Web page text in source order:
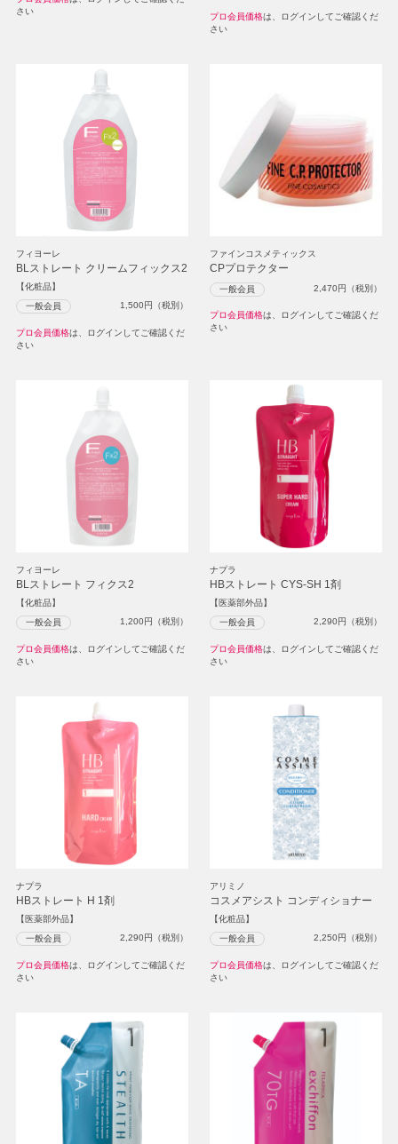
さい
プロ会員価格は、ログインしてご確認くだ
さい
フィヨーレ
BLストレート クリームフィックス2
【化粧品】
一般会員 1,500円（税別）
プロ会員価格は、ログインしてご確認くだ
さい
ファインコスメティックス
CPプロテクター
一般会員 2,470円（税別）
プロ会員価格は、ログインしてご確認くだ
さい
フィヨーレ
BLストレート フィクス2
【化粧品】
一般会員 1,200円（税別）
プロ会員価格は、ログインしてご確認くだ
さい
ナプラ
HBストレート CYS-SH 1剤
【医薬部外品】
一般会員 2,290円（税別）
プロ会員価格は、ログインしてご確認くだ
さい
ナプラ
HBストレート H 1剤
【医薬部外品】
一般会員 2,290円（税別）
プロ会員価格は、ログインしてご確認くだ
さい
アリミノ
コスメアシスト コンディショナー
【化粧品】
一般会員 2,250円（税別）
プロ会員価格は、ログインしてご確認くだ
さい